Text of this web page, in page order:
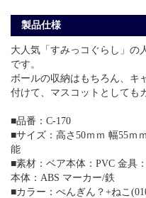
製品仕様
大人気「すみっコぐらし」の
です。
ボールの収納はもちろん、キ
付けて、マスコットとしても
■品番：C-170
■サイズ：高さ50ｍｍ 幅55ｍ
能
■素材：ベア本体：PVC 金具
本体：ABS マーカー/鉄
■カラー：ぺんぎん？+ねこ